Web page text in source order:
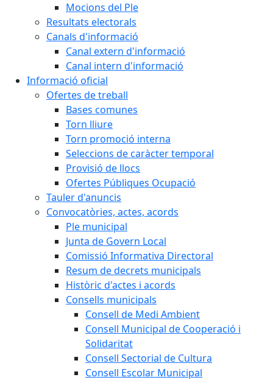
Mocions del Ple
Resultats electorals
Canals d'informació
Canal extern d'informació
Canal intern d'informació
Informació oficial
Ofertes de treball
Bases comunes
Torn lliure
Torn promoció interna
Seleccions de caràcter temporal
Provisió de llocs
Ofertes Públiques Ocupació
Tauler d'anuncis
Convocatòries, actes, acords
Ple municipal
Junta de Govern Local
Comissió Informativa Directoral
Resum de decrets municipals
Històric d'actes i acords
Consells municipals
Consell de Medi Ambient
Consell Municipal de Cooperació i
Solidaritat
Consell Sectorial de Cultura
Consell Escolar Municipal